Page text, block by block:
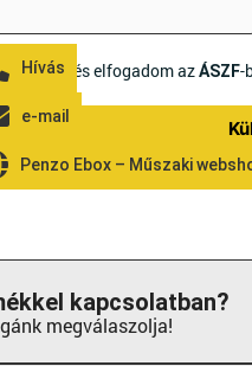
és elfogadom azÁSZF-
kapcsolatban?
megválaszolja!
Hívás
e-mail
Penzo Ebox – Műszaki